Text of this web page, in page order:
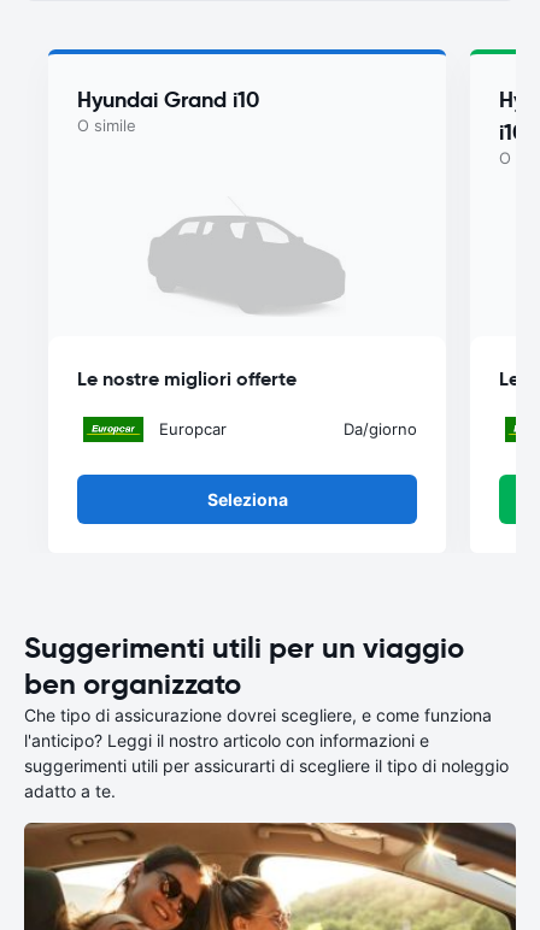
Hyundai Grand i10
O simile
Le nostre migliori offerte
Europcar Da/giorno
Seleziona
i10
O
Le
Suggerimenti utili per un viaggio
ben organizzato
Che tipo di assicurazione dovrei scegliere, e come funziona
l'anticipo? Leggi il nostro articolo con informazioni e
suggerimenti utili per assicurarti di scegliere il tipo di noleggio
adatto a te.